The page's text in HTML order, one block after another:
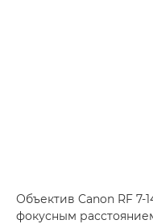
Объектив Canon RF 7-
фокусным